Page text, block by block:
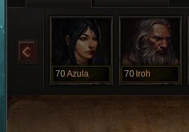
70Azula 70 Iroh